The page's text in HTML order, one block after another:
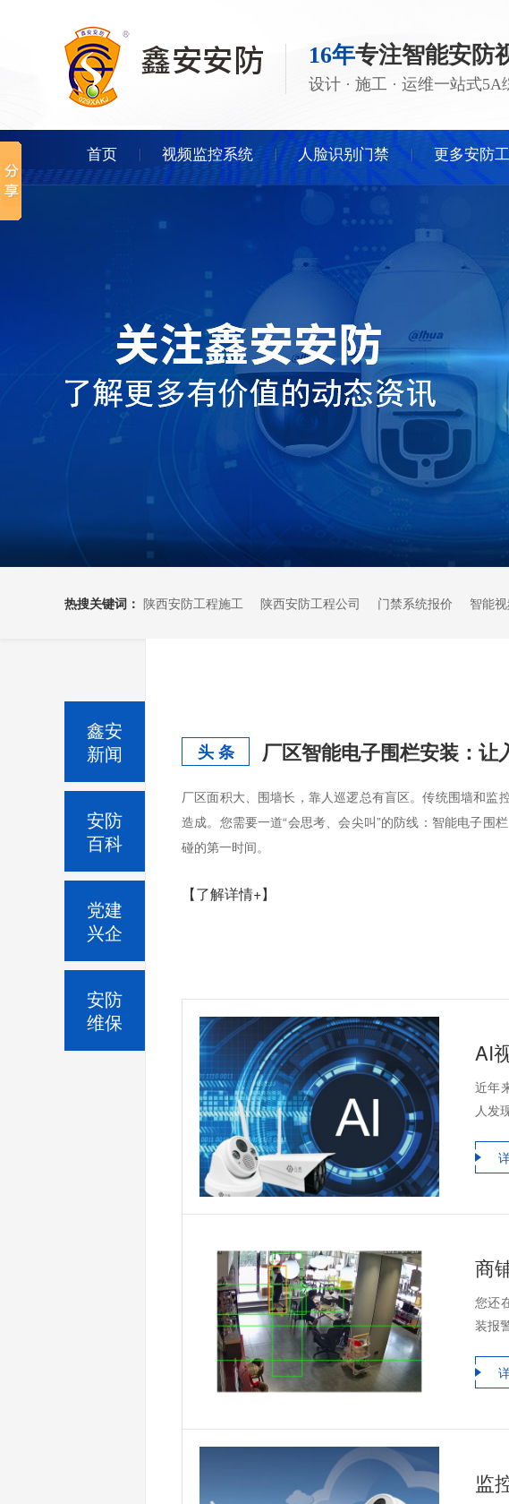
16年专注智能安防
设计 · 施工 · 运维一站式5A
首页 视频监控系统 人脸识别门禁 更多安防
热搜关键词： 陕西安防工程施工 陕西安防工程公司 门禁系统报价 智能
头 条 厂区智能电子围栏安装：让
厂区面积大、围墙长，靠人巡逻总有盲区。传统围墙和监
造成。您需要一道“会思考、会尖叫”的防线：智能电子围
碰的第一时间。
【了解详情+】
AI
近年
人发
您还
装报
监
鑫安
新闻
安防
百科
党建
兴企
安防
维保